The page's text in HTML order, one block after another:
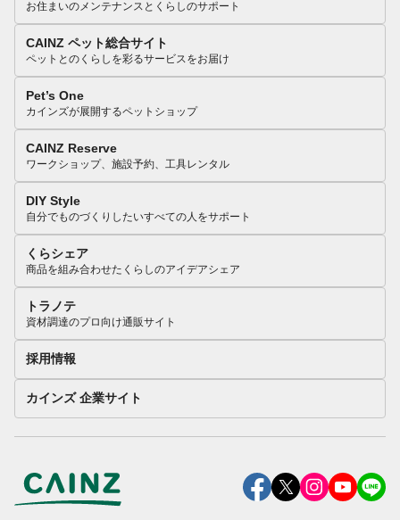
お住まいのメンテナンスとくらしのサポート
CAINZ ペット総合サイト
ペットとのくらしを彩るサービスをお届け
Pet’s One
カインズが展開するペットショップ
CAINZ Reserve
ワークショップ、施設予約、工具レンタル
DIY Style
自分でものづくりしたいすべての人をサポート
くらシェア
商品を組み合わせたくらしのアイデアシェア
トラノテ
資材調達のプロ向け通販サイト
採用情報
カインズ 企業サイト